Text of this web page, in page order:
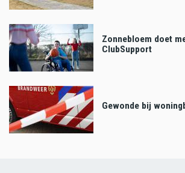
Zonnebloem doet
ClubSupport
Gewonde bij